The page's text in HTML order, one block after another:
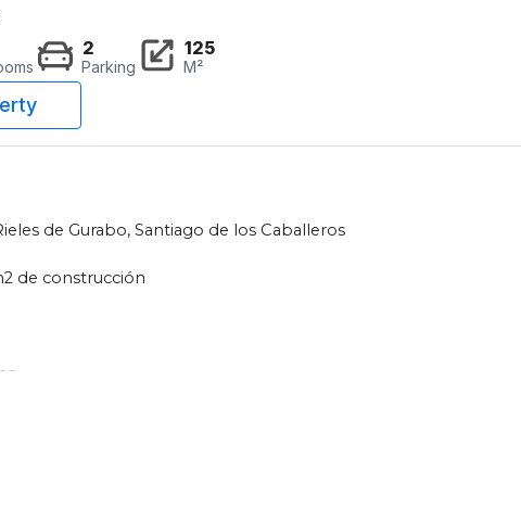
2
Parking
125
M²
de Gurabo, Santiago de los Caballeros
de construcción